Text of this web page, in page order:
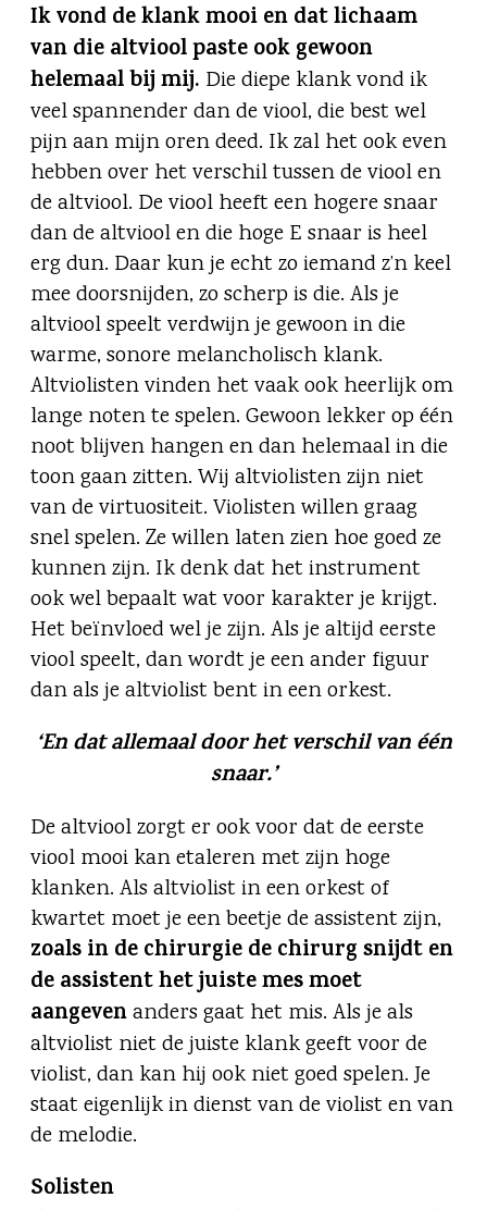
Ik vond de klank mooi en dat lichaam
van die altviool paste ook gewoon
helemaal bij mij. Die diepe klank vond ik
veel spannender dan de viool, die best wel
pijn aan mijn oren deed. Ik zal het ook even
hebben over het verschil tussen de viool en
de altviool. De viool heeft een hogere snaar
dan de altviool en die hoge E snaar is heel
erg dun. Daar kun je echt zo iemand z’n keel
mee doorsnijden, zo scherp is die. Als je
altviool speelt verdwijn je gewoon in die
warme, sonore melancholisch klank.
Altviolisten vinden het vaak ook heerlijk om
lange noten te spelen. Gewoon lekker op één
noot blijven hangen en dan helemaal in die
toon gaan zitten. Wij altviolisten zijn niet
van de virtuositeit. Violisten willen graag
snel spelen. Ze willen laten zien hoe goed ze
kunnen zijn. Ik denk dat het instrument
ook wel bepaalt wat voor karakter je krijgt.
Het beïnvloed wel je zijn. Als je altijd eerste
viool speelt, dan wordt je een ander figuur
dan als je altviolist bent in een orkest.
‘En dat allemaal door het verschil van één
snaar.’
De altviool zorgt er ook voor dat de eerste
viool mooi kan etaleren met zijn hoge
klanken. Als altviolist in een orkest of
kwartet moet je een beetje de assistent zijn,
zoals in de chirurgie de chirurg snijdt en
de assistent het juiste mes moet
aangevenanders gaat het mis. Als je als
altviolist niet de juiste klank geeft voor de
violist, dan kan hij ook niet goed spelen. Je
staat eigenlijk in dienst van de violist en van
de melodie.
Solisten